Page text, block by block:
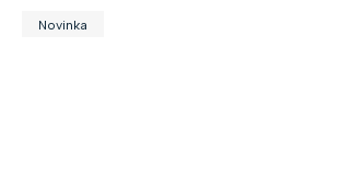
Novinka